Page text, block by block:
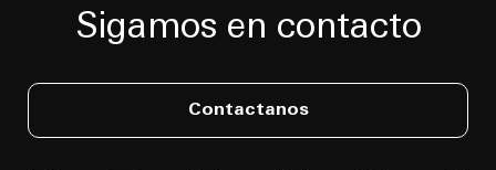
Sigamos en contacto
Contactanos